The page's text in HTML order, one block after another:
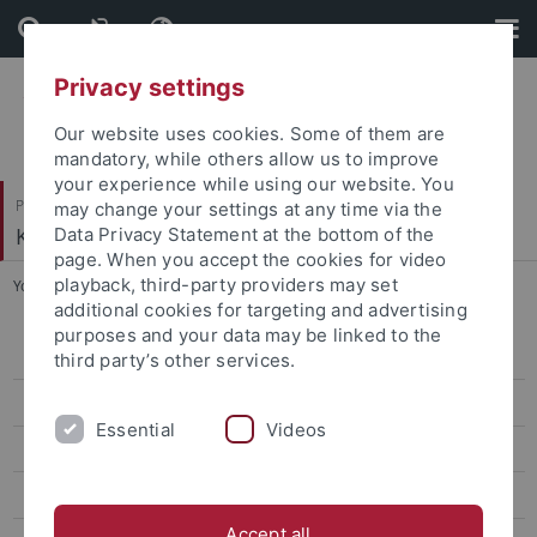
Skip
to
content
Skip
to
footer
Philosophische Fakultät
Koreanistik
You are here: Startseite ... Vortragsreihe WS 15/16
Aktuelle Vortragsreihe
Vortragsreihe WS 18/19
Privacy settings
Our website uses cookies. Some of them are
mandatory, while others allow us to improve
your experience while using our website. You
may change your settings at any time via the
Data Privacy Statement at the bottom of the
page. When you accept the cookies for video
playback, third-party providers may set
additional cookies for targeting and advertising
purposes and your data may be linked to the
third party’s other services.
Essential Videos